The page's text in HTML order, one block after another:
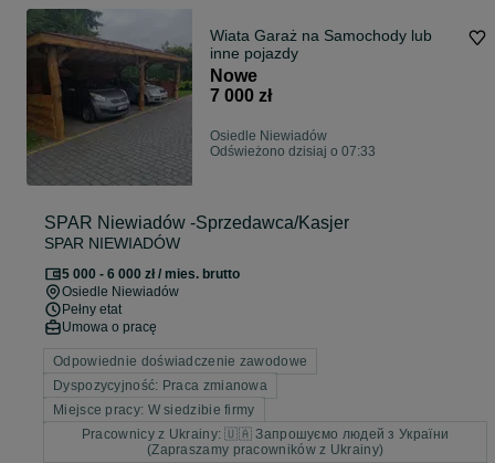
Wiata Garaż na Samochody lub
inne pojazdy
Nowe
7 000 zł
Osiedle Niewiadów
Odświeżono dzisiaj o 07:33
SPAR Niewiadów -Sprzedawca/Kasjer
SPAR NIEWIADÓW
5 000 - 6 000 zł / mies. brutto
Osiedle Niewiadów
Pełny etat
Umowa o pracę
Odpowiednie doświadczenie zawodowe
Dyspozycyjność: Praca zmianowa
Miejsce pracy: W siedzibie firmy
Pracownicy z Ukrainy: 🇺🇦 Запрошуємо людей з України
(Zapraszamy pracowników z Ukrainy)